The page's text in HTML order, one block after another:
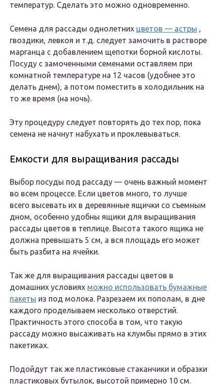
температур. Сделать это можно одновременно.
Семена для рассады однолетних цветов — астры ,
гвоздики, левкоя и т.д. следует замочить в растворе
марганца с добавлением щепотки борной кислоты.
Посуду с замоченными семенами оставляем при
комнатной температуре на 12 часов (удобнее это
делать днем), а потом поместить в холодильник на
то же время (на ночь).
Эту процедуру следует повторять до тех пор, пока
семена не начнут набухать и проклевываться.
Емкости для выращивания рассады
Выбор посуды под рассаду — очень важный момент
во всем процессе. Если цветов много, то лучше
всего высевать их в деревянные ящички со съемным
дном, особенно удобны ящики для выращивания
рассады цветов в теплице. Высота такого ящика не
должна превышать 5 см, а вся площадь его может
быть разбита на ячейки.
Так же для выращивания рассады цветов в
домашних условиях можно использовать бумажные
пакеты из под молока. Разрезаем их пополам, в дне
каждого проделываем несколько отверстий.
Практичность этого способа в том, что такую
рассаду можно высаживать на клумбы прямо в этих
пакетиках.
Подойдут так же пластиковые стаканчики и образки
пластиковых бутылок, высотой примерно 10 см.